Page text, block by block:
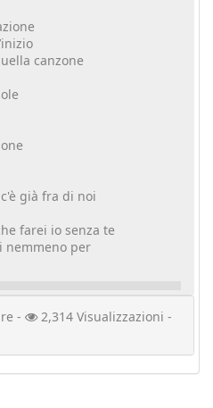
canzone
già fra di noi
farei io senza te
nemmeno per
-
2,314 Visualizzazioni -